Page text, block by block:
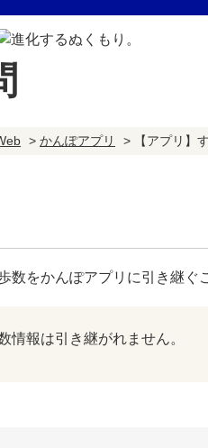
> かんぽアプリ > 【アプリ】
数をかんぽアプリに引き継ぐ
情報は引き継がれません。